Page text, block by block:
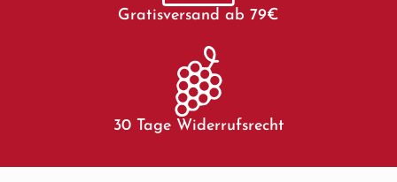
Gratisversand ab 79€
30 Tage Widerrufsrecht